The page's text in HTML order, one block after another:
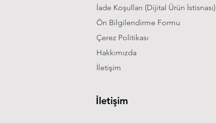
İade Koşulları (Dijital Ürün İstisnası)
Ön Bilgilendirme Formu
Çerez Politikası
Hakkımızda
İletişim
İletişim